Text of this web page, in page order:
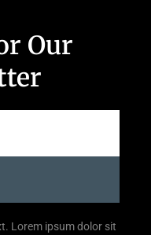
Our
Lorem ipsum dolor sit